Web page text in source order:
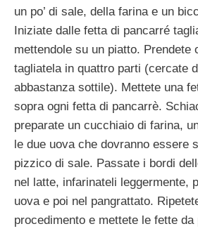
un po’ di sale, della farina e un
Iniziate dalle fetta di pancarré
mettendole su un piatto. Prendete
tagliatela in quattro parti (cercate
abbastanza sottile). Mettete una
sopra ogni fetta di pancarrè.
preparate un cucchiaio di farina,
le due uova che dovranno essere
pizzico di sale. Passate i bordi
nel latte, infarinateli leggermente,
uova e poi nel pangrattato.
procedimento e mettete le fette da